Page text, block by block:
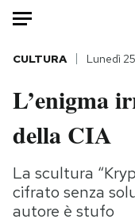
HOME
Italia
Politica
Tecnologia
CULTURA Lunedì
L’enigma
della CIA
La scultura
cifrato senza
autore è stufo